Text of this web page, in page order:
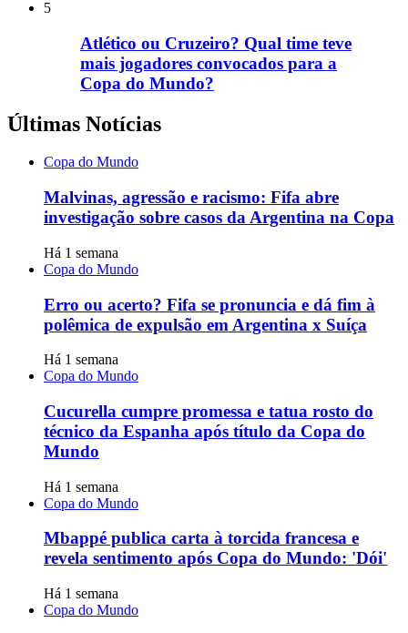
5
Atlético ou Cruzeiro? Qual time teve
mais jogadores convocados para a
Copa do Mundo?
Últimas Notícias
Copa do Mundo
Malvinas, agressão e racismo: Fifa abre
investigação sobre casos da Argentina na Copa
Há 1 semana
Copa do Mundo
Erro ou acerto? Fifa se pronuncia e dá fim à
polêmica de expulsão em Argentina x Suíça
Há 1 semana
Copa do Mundo
Cucurella cumpre promessa e tatua rosto do
técnico da Espanha após título da Copa do
Mundo
Há 1 semana
Copa do Mundo
Mbappé publica carta à torcida francesa e
revela sentimento após Copa do Mundo: 'Dói'
Há 1 semana
Copa do Mundo